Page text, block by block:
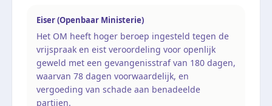
Eiser (Openbaar Ministerie)
Het OM heeft hoger beroep ingesteld tegen de
vrijspraak en eist veroordeling voor openlijk
geweld met een gevangenisstraf van 180 dagen,
waarvan 78 dagen voorwaardelijk, en
vergoeding van schade aan benadeelde
partijen.